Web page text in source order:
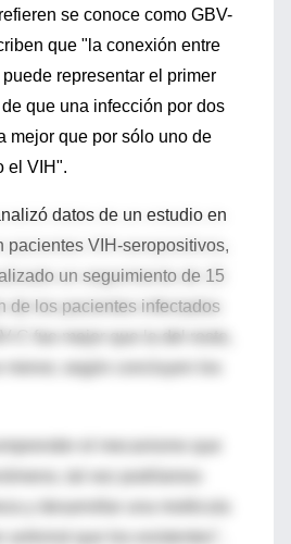
se conoce como GBV-
que "la conexión entre
representar el primer
que una infección por dos
mejor que por sólo uno de
el VIH".
datos de un estudio en
pacientes VIH-seropositivos,
un seguimiento de 15
de los pacientes infectados
C fue mejor que la del resto,
menor, según concluyen los